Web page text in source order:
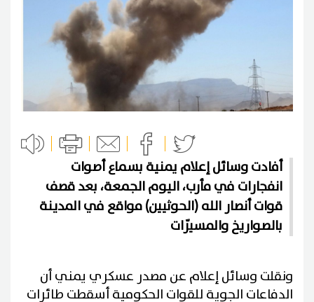
أفادت وسائل إعلام يمنية بسماع أصوات
انفجارات في مأرب، اليوم الجمعة، بعد قصف
قوات أنصار الله (الحوثيين) مواقع في المدينة
بالصواريخ والمسيّرات
ونقلت وسائل إعلام عن مصدر عسكري يمني أن
الدفاعات الجوية للقوات الحكومية أسقطت طائرات